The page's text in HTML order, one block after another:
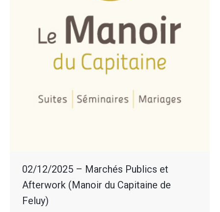
02/12/2025 – Marchés Publics et
Afterwork (Manoir du Capitaine de
Feluy)